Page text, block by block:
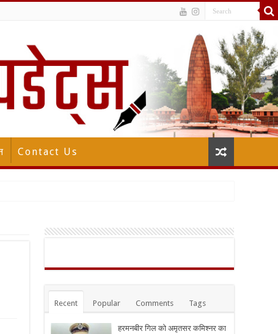
Contact Us
Recent Popular Comments Tags
हरमनबीर गिल को अमृतसर कमिश्नर का